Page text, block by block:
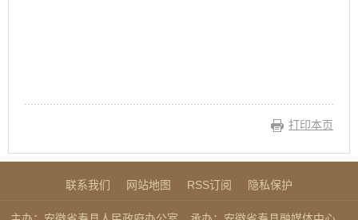
打印本页
联系我们 网站地图 RSS订阅 隐私保护